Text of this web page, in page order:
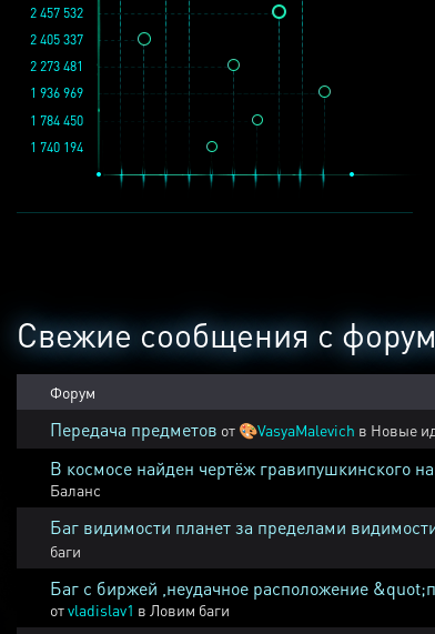
1 936 969
2 457 532
1 784 450
2 273 481
1 740 194
2 405 337
Свежие сообщения с
Форум
Передача предметов от 🎨VasyaMalevich в Новые
В космосе найден чертёж гравипушкинского
Баланс
Баг видимости планет за пределами
баги
Баг с биржей ,неудачное расположение
отvladislav1 в Ловим баги